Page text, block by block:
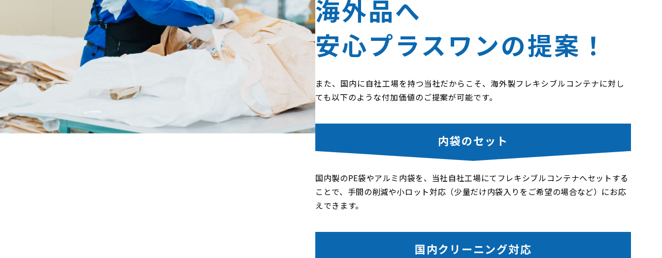
海外品へ
安心プラスワンの提案！
また、国内に自社工場を持つ当社だからこそ、海外製フレキシブルコンテナに対し
ても以下のような付加価値のご提案が可能です。
内袋のセット
国内製のPE袋やアルミ内袋を、当社自社工場にてフレキシブルコンテナへセットする
ことで、手間の削減や小ロット対応（少量だけ内袋入りをご希望の場合など）にお応
えできます。
国内クリーニング対応